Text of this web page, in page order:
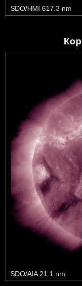
SDO/HMI 617.3 nm
SDO/AIA 21.1 nm